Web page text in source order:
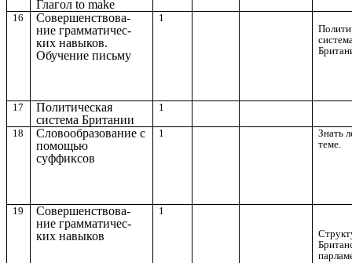
Глагол to make
16
Совершенствова-
ние грамматичес-
ких навыков.
Обучение письму
1
17
Политическая
система Британии
1
18
Словообразование с
помощью
суффиксов
1
Знать
теме.
19
Совершенствова-
ние грамматичес-
ких навыков
1